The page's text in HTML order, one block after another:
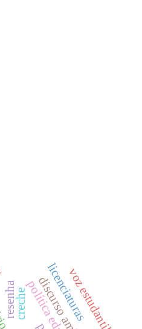
resenha licenciaturas
voz estudantil
creche